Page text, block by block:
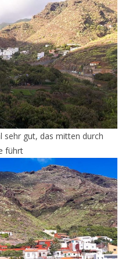
sehr gut, das mitten durch
führt